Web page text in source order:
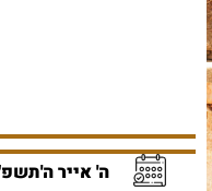
ה' אייר